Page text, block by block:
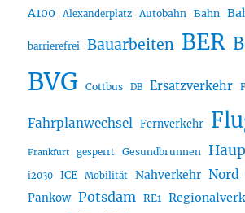
A100 Alexanderplatz Autobahn Bahn
barrierefrei Bauarbeiten BER
BVG Cottbus DB Ersatzverkehr
Fahrplanwechsel Fernverkehr
Frankfurt gesperrt Gesundbrunnen
i2030 ICE Mobilität Nahverkehr Nord
Pankow Potsdam RE1